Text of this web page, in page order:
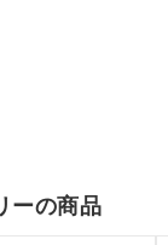
ーの商品